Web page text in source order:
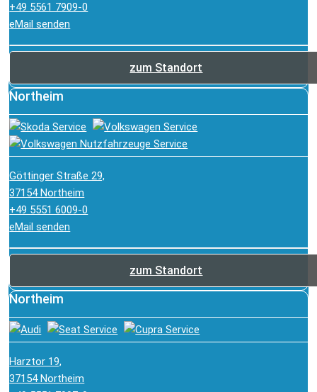
Servicetermin
+49 5561 7909-0
eMail senden
zum Standort
Northeim
Göttinger Straße 29,
37154 Northeim
+49 5551 6009-0
eMail senden
zum Standort
Northeim
Harztor 19,
37154 Northeim